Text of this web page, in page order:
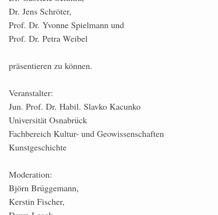
Dr. Jens Schröter,
Prof. Dr. Yvonne Spielmann und
Prof. Dr. Petra Weibel
präsentieren zu können.
Veranstalter:
Jun. Prof. Dr. Habil. Slavko Kacunko
Universität Osnabrück
Fachbereich Kultur- und Geowissenschaften
Kunstgeschichte
Moderation:
Björn Brüggemann,
Kerstin Fischer,